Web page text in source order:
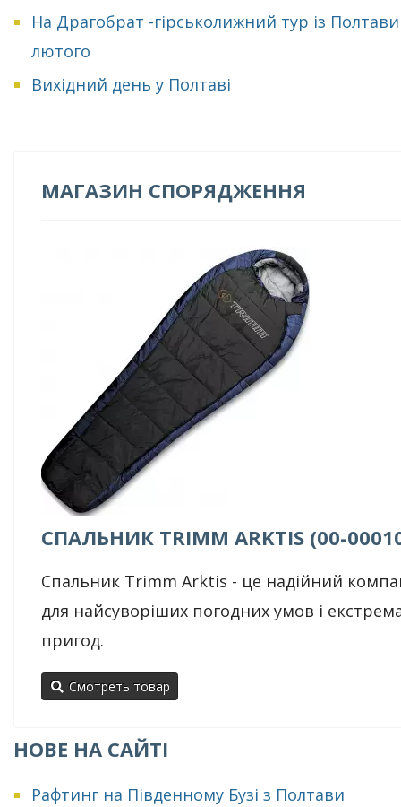
На Драгобрат -гірськолижний тур із
лютого
Вихідний день у Полтаві
МАГАЗИН СПОРЯДЖЕННЯ
СПАЛЬНИК TRIMM ARKTIS (00-
Спальник Trimm Arktis - це надійний
для найсуворіших погодних умов і
пригод.
Смотреть товар
НОВЕ НА САЙТІ
Рафтинг на Південному Бузі з Полтави